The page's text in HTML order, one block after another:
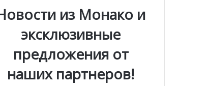
из Монако и
эксклюзивные
предложения от
наших партнеров!